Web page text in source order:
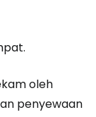
oleh
penyewaan